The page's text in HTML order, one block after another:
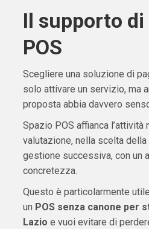
Il supporto di
POS
Scegliere una soluzione di
solo attivare un servizio, ma
proposta abbia davvero
Spazio POS affianca l’attività
valutazione, nella scelta
gestione successiva, con un
concretezza.
Questo è particolarmente
un POS senza canone per
Lazio e vuoi evitare di